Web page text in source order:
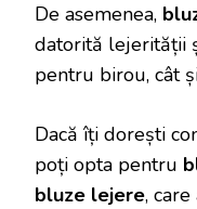
De asemenea,
datorită lejerității
pentru birou, cât
Dacă îți dorești
poți opta pentru
bluze lejere,